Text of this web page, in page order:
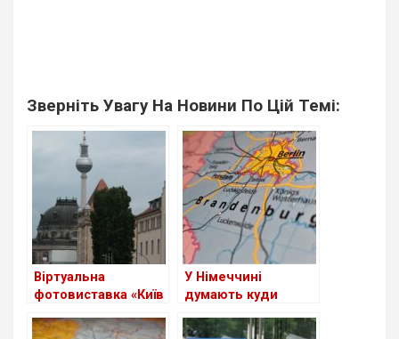
Зверніть Увагу На Новини По Цій Темі:
Віртуальна
фотовиставка «Київ
Європи» на сайті
У Німеччині
думають куди